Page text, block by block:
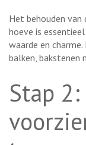
Het behouden van
hoeve is
waarde en
balken, bakstenen
Stap